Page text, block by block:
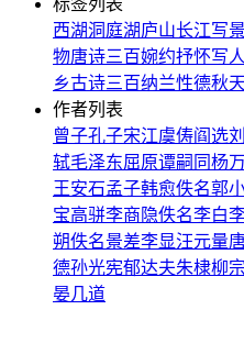
标签列表
西湖洞庭湖庐山长江写景
物唐诗三百婉约抒怀写人
乡古诗三百纳兰性德秋天
作者列表
曾子孔子宋江虞俦阎选
轼毛泽东屈原谭嗣同杨
王安石孟子韩愈佚名郭
宝高骈李商隐佚名李白
朔佚名景差李显汪元量
德孙光宪郁达夫朱棣柳
晏几道